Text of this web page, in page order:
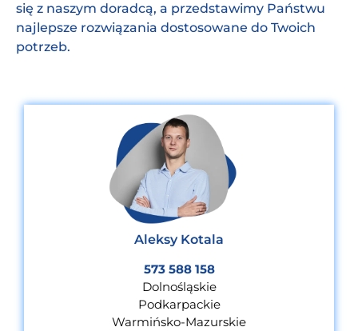
się z naszym doradcą, a przedstawimy Państwu
najlepsze rozwiązania dostosowane do Twoich
potrzeb.
Aleksy Kotala
573 588 158
Dolnośląskie
Podkarpackie
Warmińsko-Mazurskie